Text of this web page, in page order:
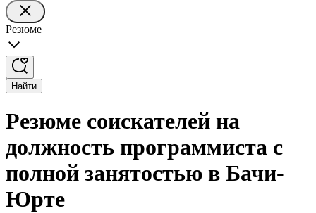
Резюме
Найти
Резюме соискателей на
должность программиста с
полной занятостью в Бачи-
Юрте